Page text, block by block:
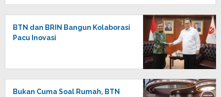
BTN dan BRIN Bangun Kolaborasi
Pacu Inovasi
Bukan Cuma Soal Rumah, BTN